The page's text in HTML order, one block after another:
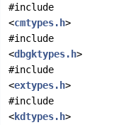
#include
<cmtypes.h>
#include
<dbgktypes.h>
#include
<extypes.h>
#include
<kdtypes.h>